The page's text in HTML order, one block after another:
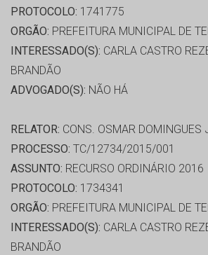
PROTOCOLO: 1741775
ORGÃO: PREFEITURA MUNICIPAL DE
INTERESSADO(S): CARLA CASTRO
BRANDÃO
ADVOGADO(S): NÃO HÁ
RELATOR: CONS. OSMAR DOMINGUES
PROCESSO: TC/12734/2015/001
ASSUNTO: RECURSO ORDINÁRIO 2016
PROTOCOLO: 1734341
ORGÃO: PREFEITURA MUNICIPAL DE
INTERESSADO(S): CARLA CASTRO
BRANDÃO